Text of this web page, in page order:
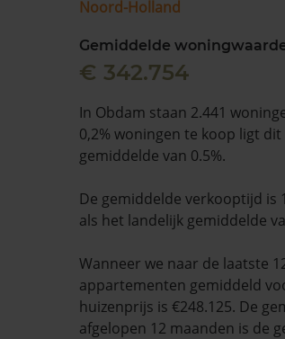
Noord-Holland
Gemiddelde
€ 342.754
In Obdam staan 2.441
0,2% woningen te koop ligt
gemiddelde van 0.5%.
De gemiddelde verkooptijd is
als het landelijk gemiddelde
Wanneer we naar de laatste
appartementen gemiddeld
huizenprijs is €248.125. De
afgelopen 12 maanden is de